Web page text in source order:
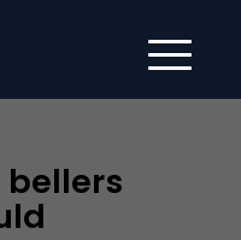
bellers